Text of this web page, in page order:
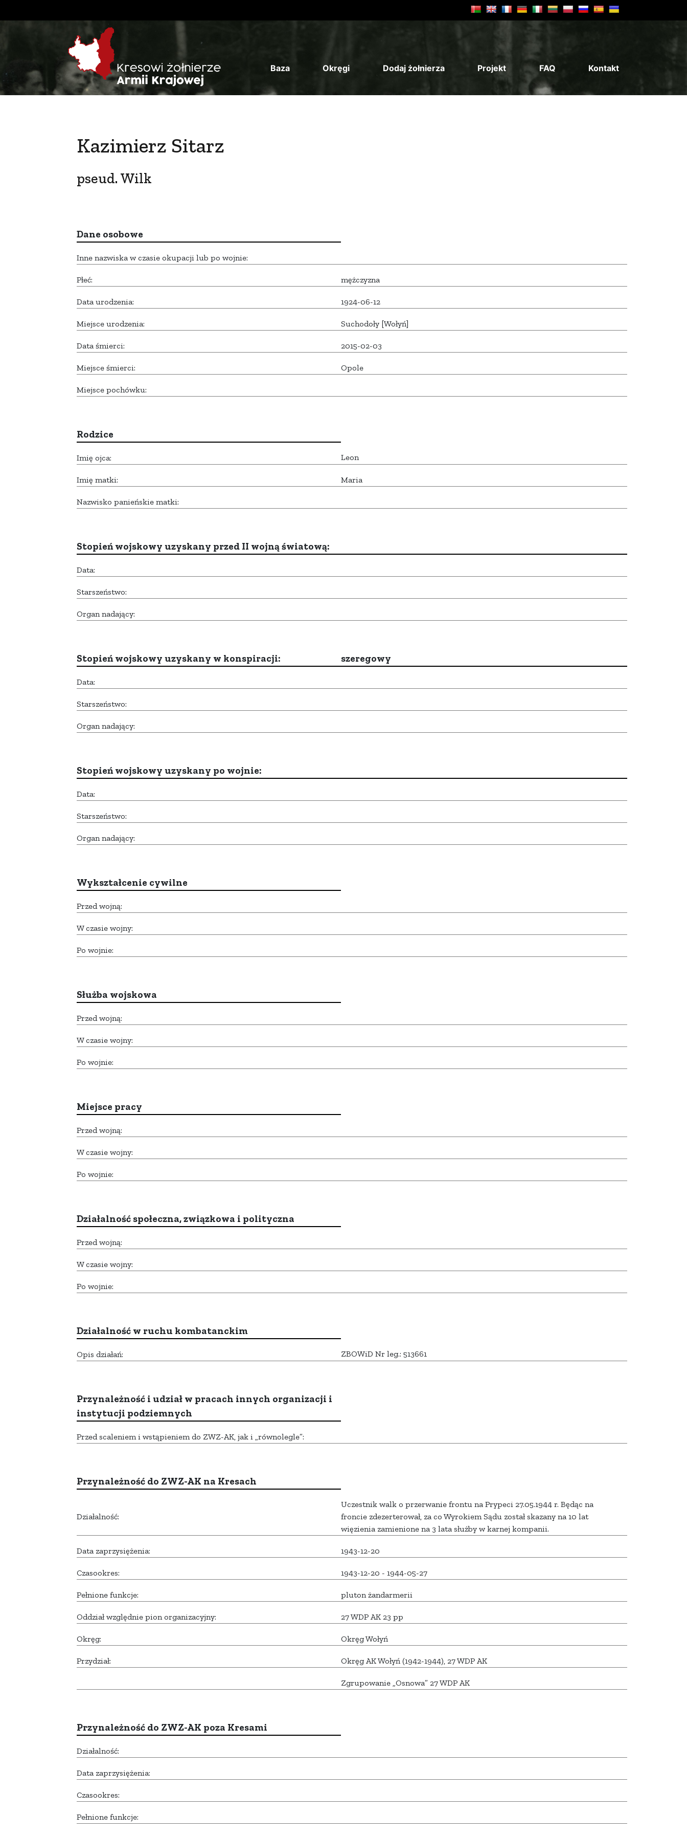
Baza Okręgi Dodaj żołnierza Projekt FAQ Kontakt
Kazimierz Sitarz
pseud. Wilk
Dane osobowe
Inne nazwiska w czasie okupacji lub po wojnie:
Płeć: mężczyzna
Data urodzenia: 1924-06-12
Miejsce urodzenia: Suchodoły [Wołyń]
Data śmierci: 2015-02-03
Miejsce śmierci: Opole
Miejsce pochówku:
Rodzice
Imię ojca: Leon
Imię matki: Maria
Nazwisko panieńskie matki:
Stopień wojskowy uzyskany przed II wojną światową:
Data:
Starszeństwo:
Organ nadający:
Stopień wojskowy uzyskany w konspiracji: szeregowy
Data:
Starszeństwo:
Organ nadający:
Stopień wojskowy uzyskany po wojnie:
Data:
Starszeństwo:
Organ nadający:
Wykształcenie cywilne
Przed wojną:
W czasie wojny:
Po wojnie:
Służba wojskowa
Przed wojną:
W czasie wojny:
Po wojnie:
Miejsce pracy
Przed wojną:
W czasie wojny:
Po wojnie:
Działalność społeczna, związkowa i polityczna
Przed wojną:
W czasie wojny:
Po wojnie:
Działalność w ruchu kombatanckim
Opis działań: ZBOWiD Nr leg.: 513661
Przynależność i udział w pracach innych organizacji i
instytucji podziemnych
Przed scaleniem i wstąpieniem do ZWZ-AK, jak i „równolegle”:
Przynależność do ZWZ-AK na Kresach
Działalność:
Uczestnik walk o przerwanie frontu na Prypeci 27.05.1944 r. Będąc na
froncie zdezerterował, za co Wyrokiem Sądu został skazany na 10 lat
więzienia zamienione na 3 lata służby w karnej kompanii.
Data zaprzysiężenia: 1943-12-20
Czasookres: 1943-12-20 - 1944-05-27
Pełnione funkcje: pluton żandarmerii
Oddział względnie pion organizacyjny: 27 WDP AK 23 pp
Okręg: Okręg Wołyń
Przydział: Okręg AK Wołyń (1942-1944), 27 WDP AK
Zgrupowanie „Osnowa” 27 WDP AK
Przynależność do ZWZ-AK poza Kresami
Działalność:
Data zaprzysiężenia:
Czasookres:
Pełnione funkcje: